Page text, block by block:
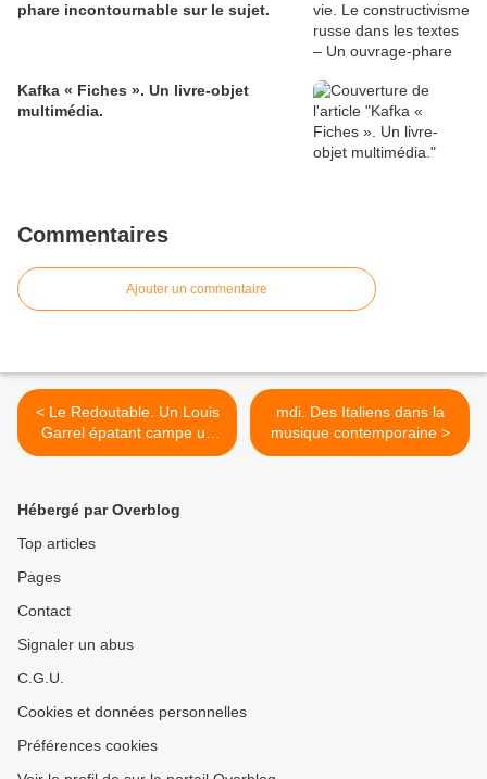
phare incontournable sur le sujet.
Kafka « Fiches ». Un livre-objet
multimédia.
Commentaires
Ajouter un commentaire
< Le Redoutable. Un Louis
Garrel épatant campe un
Godard en pleine dériv
mdi. Des Italiens dans la
musique contemporaine >
Hébergé par Overblog
Top articles
Pages
Contact
Signaler un abus
C.G.U.
Cookies et données personnelles
Préférences cookies